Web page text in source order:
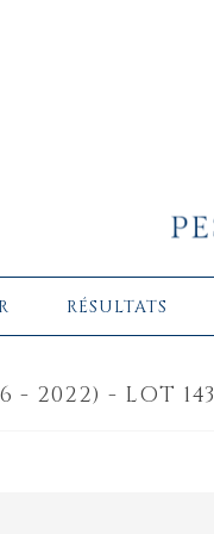
RÉSULTATS
- 2022) - LOT 143